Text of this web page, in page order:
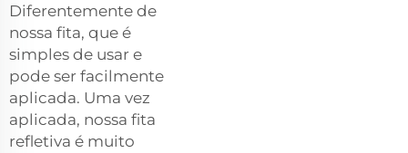
Diferentemente de
nossa fita, que é
simples de usar e
pode ser facilmente
aplicada. Uma vez
aplicada, nossa fita
refletiva é muito